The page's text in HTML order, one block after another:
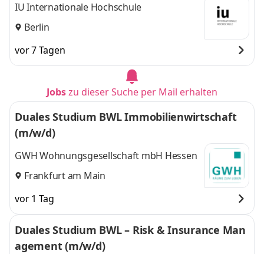
IU Internationale Hochschule
Berlin
vor 7 Tagen
Jobszu dieser Suche per Mail erhalten
Duales Studium BWL Immobilienwirtschaft
(m/w/d)
GWH Wohnungsgesellschaft mbH Hessen
Frankfurt am Main
vor 1 Tag
Duales Studium BWL – Risk & Insurance Man
agement (m/w/d)